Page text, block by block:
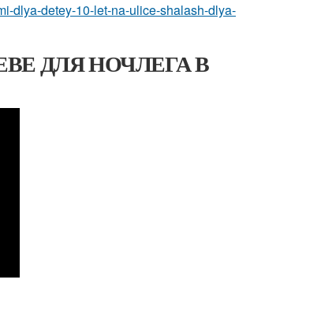
dlya-detey-10-let-na-ulice-shalash-dlya-
ДЛЯ НОЧЛЕГА В